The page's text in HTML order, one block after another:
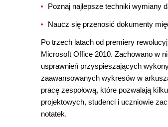
Poznaj najlepsze techniki wymiany
Naucz się przenosić dokumenty
Po trzech latach od premiery
Microsoft Office 2010. Zachowano w
usprawnień przyspieszających
zaawansowanych wykresów w
pracę zespołową, które pozwalają
projektowych, studenci i uczniowie
notatek.